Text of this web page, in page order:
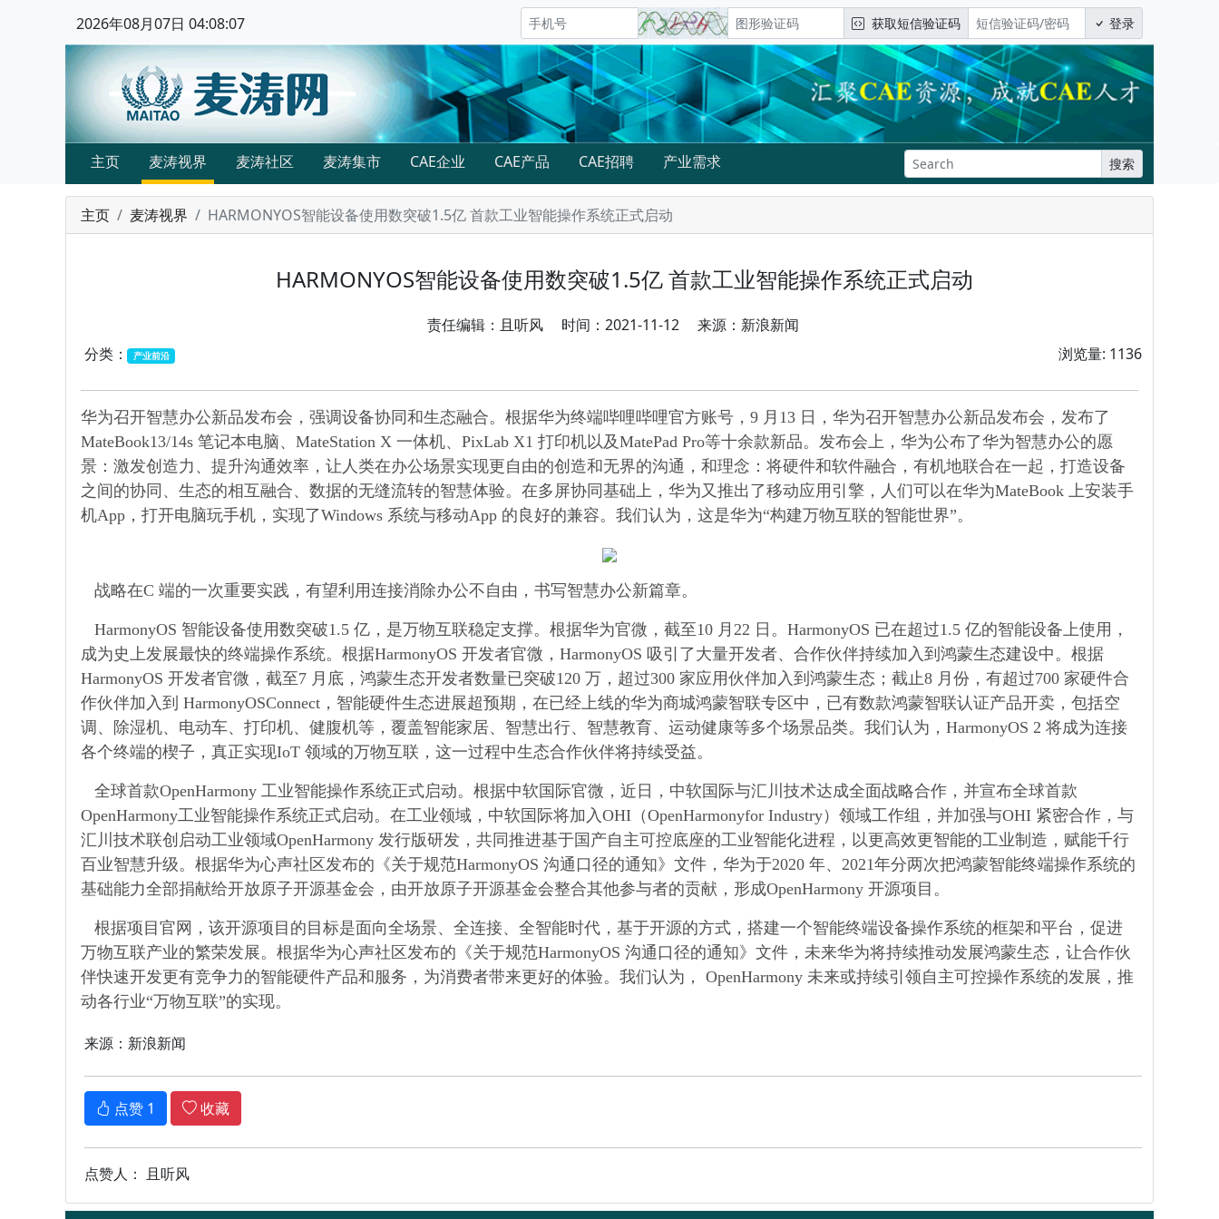
2026年08月07日 04:08:07 获取短信验证码 登录
主页 麦涛视界 麦涛社区 麦涛集市 CAE企业 CAE产品 CAE招聘 产业需求 搜索
主页 麦涛视界 HARMONYOS智能设备使用数突破1.5亿 首款工业智能操作系统正式启动
HARMONYOS智能设备使用数突破1.5亿 首款工业智能操作系统正式启动
责任编辑： 且听风 时间：2021-11-12 来源：新浪新闻
分类： 产业前沿 浏览量: 1136
华为召开智慧办公新品发布会，强调设备协同和生态融合。根据华为终端哔哩哔哩官方账号，9 月13 日，华为召开智慧办公新品发布会，发布了
MateBook13/14s 笔记本电脑、MateStation X 一体机、PixLab X1 打印机以及MatePad Pro等十余款新品。发布会上，华为公布了华为智慧办公的愿
景：激发创造力、提升沟通效率，让人类在办公场景实现更自由的创造和无界的沟通，和理念：将硬件和软件融合，有机地联合在一起，打造设备
之间的协同、生态的相互融合、数据的无缝流转的智慧体验。在多屏协同基础上，华为又推出了移动应用引擎，人们可以在华为MateBook 上安装手
机App，打开电脑玩手机，实现了Windows 系统与移动App 的良好的兼容。我们认为，这是华为“构建万物互联的智能世界”。
战略在C 端的一次重要实践，有望利用连接消除办公不自由，书写智慧办公新篇章。
HarmonyOS 智能设备使用数突破1.5 亿，是万物互联稳定支撑。根据华为官微，截至10 月22 日。HarmonyOS 已在超过1.5 亿的智能设备上使用，
成为史上发展最快的终端操作系统。根据HarmonyOS 开发者官微，HarmonyOS 吸引了大量开发者、合作伙伴持续加入到鸿蒙生态建设中。根据
HarmonyOS 开发者官微，截至7 月底，鸿蒙生态开发者数量已突破120 万，超过300 家应用伙伴加入到鸿蒙生态；截止8 月份，有超过700 家硬件合
作伙伴加入到 HarmonyOSConnect，智能硬件生态进展超预期，在已经上线的华为商城鸿蒙智联专区中，已有数款鸿蒙智联认证产品开卖，包括空
调、除湿机、电动车、打印机、健腹机等，覆盖智能家居、智慧出行、智慧教育、运动健康等多个场景品类。我们认为，HarmonyOS 2 将成为连接
各个终端的楔子，真正实现IoT 领域的万物互联，这一过程中生态合作伙伴将持续受益。
全球首款OpenHarmony 工业智能操作系统正式启动。根据中软国际官微，近日，中软国际与汇川技术达成全面战略合作，并宣布全球首款
OpenHarmony工业智能操作系统正式启动。在工业领域，中软国际将加入OHI（OpenHarmonyfor Industry）领域工作组，并加强与OHI 紧密合作，与
汇川技术联创启动工业领域OpenHarmony 发行版研发，共同推进基于国产自主可控底座的工业智能化进程，以更高效更智能的工业制造，赋能千行
百业智慧升级。根据华为心声社区发布的《关于规范HarmonyOS 沟通口径的通知》文件，华为于2020 年、2021年分两次把鸿蒙智能终端操作系统的
基础能力全部捐献给开放原子开源基金会，由开放原子开源基金会整合其他参与者的贡献，形成OpenHarmony 开源项目。
根据项目官网，该开源项目的目标是面向全场景、全连接、全智能时代，基于开源的方式，搭建一个智能终端设备操作系统的框架和平台，促进
万物互联产业的繁荣发展。根据华为心声社区发布的《关于规范HarmonyOS 沟通口径的通知》文件，未来华为将持续推动发展鸿蒙生态，让合作伙
伴快速开发更有竞争力的智能硬件产品和服务，为消费者带来更好的体验。我们认为， OpenHarmony 未来或持续引领自主可控操作系统的发展，推
动各行业“万物互联”的实现。
来源：新浪新闻
点赞 1 收藏
点赞人： 且听风